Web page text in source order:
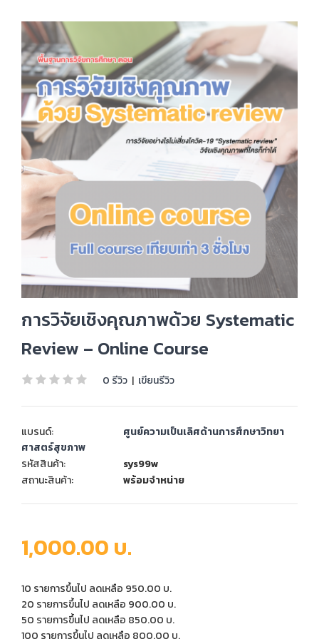
การวิจัยเชิงคุณภาพด้วย Systematic
Review – Online Course
0 รีวิว | เขียนรีวิว
แบรนด์:
ศูนย์ความเป็นเลิศด้านการศึกษาวิทยา
ศาสตร์สุขภาพ
รหัสสินค้า:
sys99w
สถานะสินค้า:
พร้อมจำหน่าย
1,000.00 บ.
10 รายการขึ้นไป ลดเหลือ 950.00 บ.
20 รายการขึ้นไป ลดเหลือ 900.00 บ.
50 รายการขึ้นไป ลดเหลือ 850.00 บ.
100 รายการขึ้นไป ลดเหลือ 800.00 บ.